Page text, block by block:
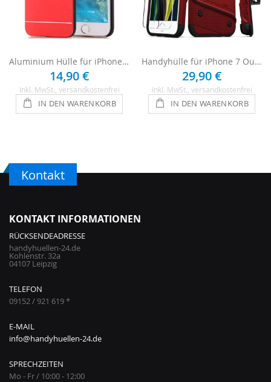
Aluminium Hülle für iPhone 7 - Rot
14,90 €
Inkl. MwSt. , versandkostenfrei
IN DEN WARENKORB
Handyhülle für iPhone 7 Outdoor Case - Rot
29,90 €
Inkl. MwSt. , versandkostenfrei
IN DEN WARENKORB
Kontakt
KONTAKT INFORMATIONEN
RÜCKSENDEADRESSE
handyhuellen-24.de
Kohlenstr. 32a
04107 Leipzig
TELEFON
09152 / 921 619 *
E-MAIL
info@handyhuellen-24.de
SPRECHZEITEN
Mo - Fr / 10:00 - 12:00